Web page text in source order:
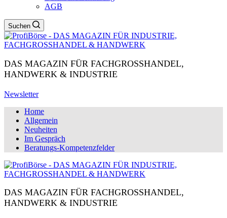
AGB
Suchen
DAS MAGAZIN FÜR FACHGROSSHANDEL,
HANDWERK & INDUSTRIE
Newsletter
Home
Allgemein
Neuheiten
Im Gespräch
Beratungs-Kompetenzfelder
DAS MAGAZIN FÜR FACHGROSSHANDEL,
HANDWERK & INDUSTRIE